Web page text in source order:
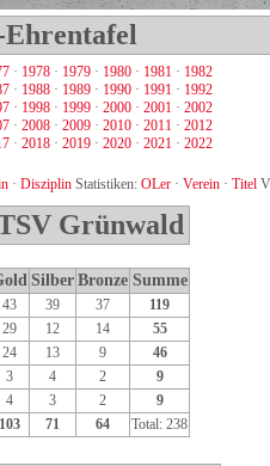
· 1978 · 1979 · 1980 · 1981 · 1982
· 1988 · 1989 · 1990 · 1991 · 1992
· 1998 · 1999 · 2000 · 2001 · 2002
· 2008 · 2009 · 2010 · 2011 · 2012
· 2018 · 2019 · 2020 · 2021 · 2022
· Disziplin Statistiken: OLer · Verein · Titel
Grünwald
Silber Bronze Summe
43 39 37
119
29 12 14
55
24 13 9
46
3 4 2
9
4 3 2
9
103 71 64 Total: 238